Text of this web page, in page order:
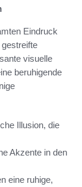
Eindruck
visuelle
beruhigende
Illusion, die
Akzente in den
eine ruhige,